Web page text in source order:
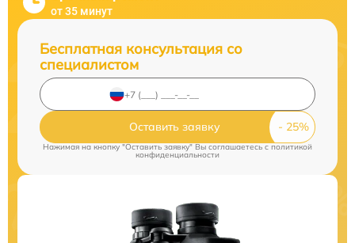
от 35 минут
Бесплатная консультация со
специалистом
Оставить заявку
Нажимая на кнопку "Оставить заявку" Вы соглашаетесь cполитикой
конфиденциальности